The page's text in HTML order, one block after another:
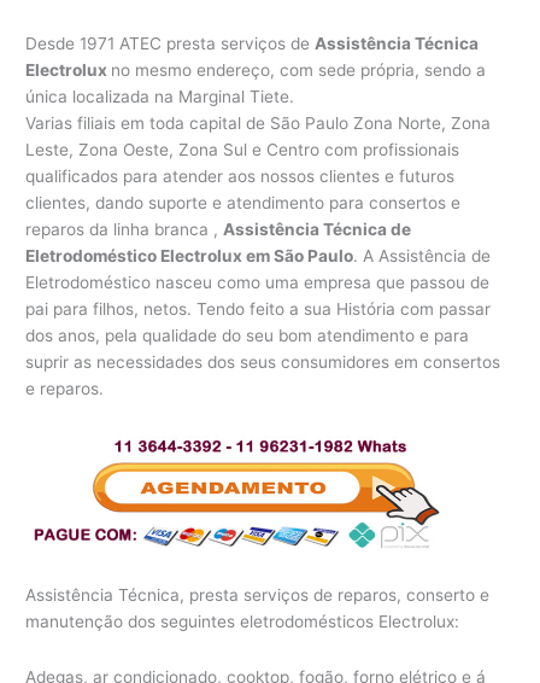
Desde 1971 ATEC presta serviços de Assistência Técnica
Electrolux no mesmo endereço, com sede própria, sendo a
única localizada na Marginal Tiete.
Varias filiais em toda capital de São Paulo Zona Norte, Zona
Leste, Zona Oeste, Zona Sul e Centro com profissionais
qualificados para atender aos nossos clientes e futuros
clientes, dando suporte e atendimento para consertos e
reparos da linha branca , Assistência Técnica de
Eletrodoméstico Electrolux em São Paulo. A Assistência de
Eletrodoméstico nasceu como uma empresa que passou de
pai para filhos, netos. Tendo feito a sua História com passar
dos anos, pela qualidade do seu bom atendimento e para
suprir as necessidades dos seus consumidores em consertos
e reparos.
Assistência Técnica, presta serviços de reparos, conserto e
manutenção dos seguintes eletrodomésticos Electrolux:
Adegas, ar condicionado, cooktop, fogão, forno elétrico e á